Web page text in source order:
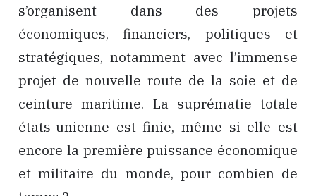
s’organisent dans des projets
économiques, financiers, politiques et
stratégiques, notamment avec l’immense
projet de nouvelle route de la soie et de
ceinture maritime. La suprématie totale
états-unienne est finie, même si elle est
encore la première puissance économique
et militaire du monde, pour combien de